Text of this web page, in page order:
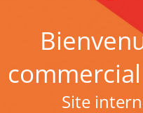
Site